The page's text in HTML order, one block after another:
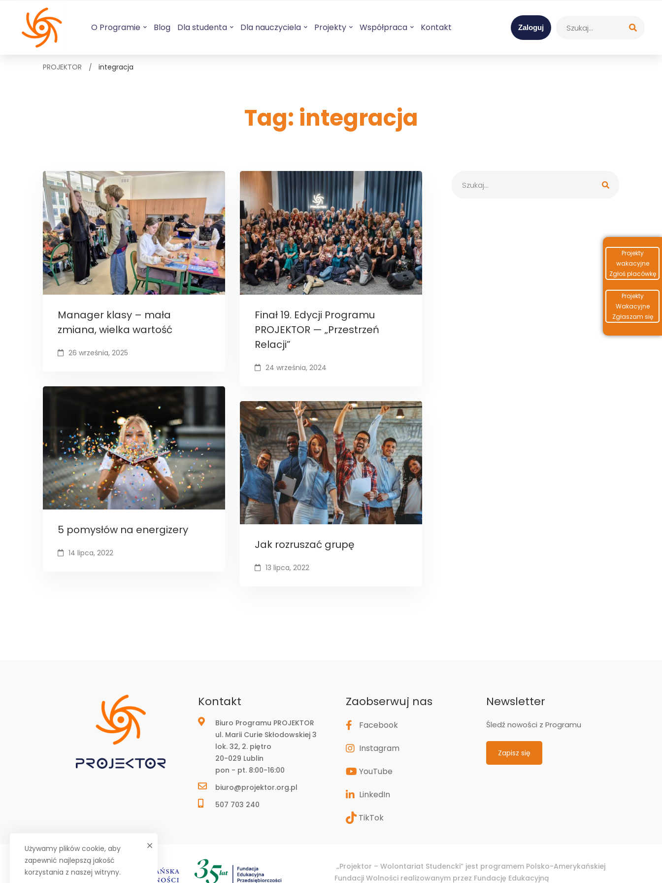
Projekty
wakacyjne
Zgłoś placówkę
Projekty
Wakacyjne
Zgłaszam się
O Programie Blog Dla studenta Dla nauczyciela Projekty Współpraca Kontakt Zaloguj
Tag: integracja
PROJEKTOR integracja
Manager klasy – mała
zmiana, wielka wartość
26 września, 2025
Finał 19. Edycji Programu
PROJEKTOR — „Przestrzeń
Relacji”
24 września, 2024
5 pomysłów na energizery
14 lipca, 2022
Jak rozruszać grupę
13 lipca, 2022
Kontakt
Biuro Programu PROJEKTOR
ul. Marii Curie Skłodowskiej 3
lok. 32, 2. piętro
20-029 Lublin
pon - pt. 8:00-16:00
biuro@projektor.org.pl
507 703 240
Zaobserwuj nas
Facebook
Instagram
YouTube
LinkedIn
TikTok
Newsletter
Śledź nowości z Programu
Zapisz się
„Projektor – Wolontariat Studencki” jest programem Polsko-Amerykańskiej
Fundacji Wolności realizowanym przez Fundację Edukacyjną
Używamy plików cookie, aby
zapewnić najlepszą jakość
korzystania z naszej witryny.